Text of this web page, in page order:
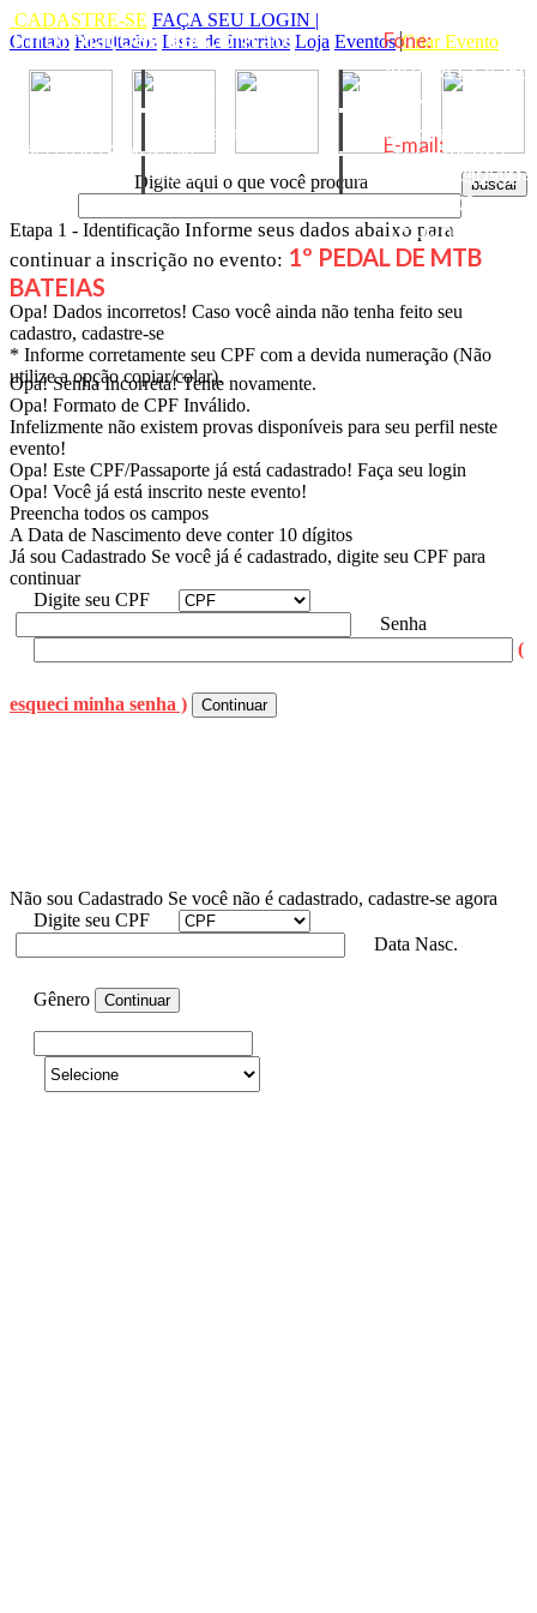
CADASTRE-SE FAÇA SEU LOGIN |
Contato Resultados Lista de Inscritos Loja Eventos Criar Evento
Digite aqui o que você procura
Etapa 1 - Identificação Informe seus dados abaixo para
continuar a inscrição no evento: 1º PEDAL DE MTB
BATEIAS
Opa! Dados incorretos! Caso você ainda não tenha feito seu
cadastro, cadastre-se
* Informe corretamente seu CPF com a devida numeração (Não
utilize a opção copiar/colar).
Opa! Senha Incorreta! Tente novamente.
Opa! Formato de CPF Inválido.
Infelizmente não existem provas disponíveis para seu perfil neste
evento!
Opa! Este CPF/Passaporte já está cadastrado! Faça seu login
Opa! Você já está inscrito neste evento!
Preencha todos os campos
A Data de Nascimento deve conter 10 dígitos
Já sou Cadastrado Se você já é cadastrado, digite seu CPF para
continuar
Digite seu CPF
Senha
(
esqueci minha senha )
Não sou Cadastrado Se você não é cadastrado, cadastre-se agora
Digite seu CPF
Data Nasc.
Gênero
Informações de Contato
RISCO ZERO ADVENTURE
Fone:
48 9.9812-4260
(TIM)
HorÃ¡rio de
atendimento
08:00 as 12:00
hs / 13:00 as
17:00 hs
E-mail:
Menu
Loja
Lista de Inscritos
Resultados
Fotos
Contato